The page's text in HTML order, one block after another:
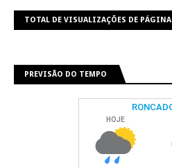
TOTAL DE VISUALIZAÇÕES DE PÁGINA
PREVISÃO DO TEMPO